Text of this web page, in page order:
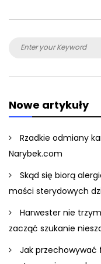
Search
Nowe artykuły
Rzadkie odmiany
Narybek.com
Skąd się biorą
maści sterydowych
Harwester nie
zacząć szukanie
Jak przechowywać